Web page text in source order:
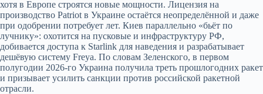
хотя в Европе строятся новые мощности. Лицензия на
производство Patriot в Украине остаётся неопределённой и даже
при одобрении потребует лет. Киев параллельно «бьёт по
лучнику»: охотится на пусковые и инфраструктуру РФ,
добивается доступа к Starlink для наведения и разрабатывает
дешёвую систему Freya. По словам Зеленского, в первом
полугодии 2026‑го Украина получила треть прошлогодних ракет
и призывает усилить санкции против российской ракетной
отрасли.